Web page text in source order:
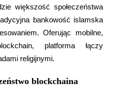
rentowność
większość społeczeństwa
bankowość islamska
Oferując mobilne,
platforma łączy
religijnymi.
blockchaina